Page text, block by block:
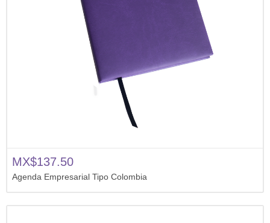
MX$137.50
Agenda Empresarial Tipo Colombia